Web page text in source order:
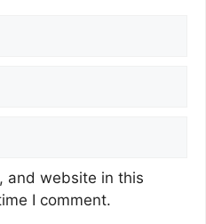
and website in this
I comment.